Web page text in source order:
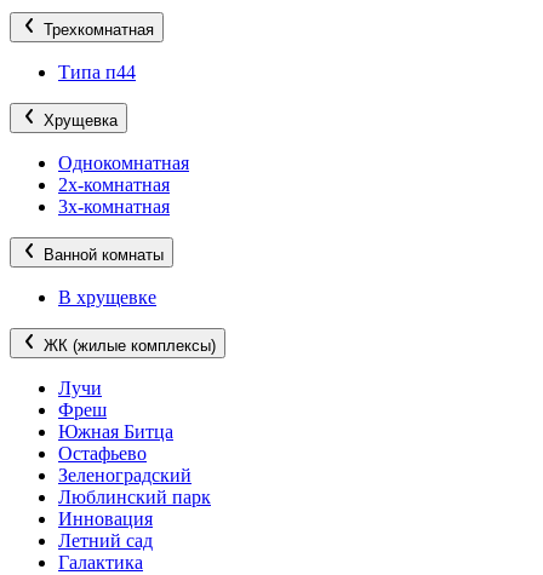
Трехкомнатная
Типа п44
Хрущевка
Однокомнатная
2х-комнатная
3х-комнатная
Ванной комнаты
В хрущевке
ЖК (жилые комплексы)
Лучи
Фреш
Южная Битца
Остафьево
Зеленоградский
Люблинский парк
Инновация
Летний сад
Галактика